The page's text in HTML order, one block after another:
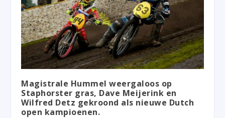
Magistrale Hummel weergaloos op
Staphorster gras, Dave Meijerink en
Wilfred Detz gekroond als nieuwe Dutch
open kampioenen.